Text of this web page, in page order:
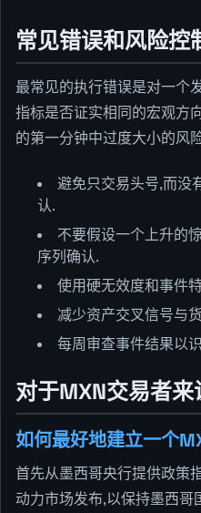
常见错误和风险控
最常见的执行错误是对一个
指标是否证实相同的宏观方
的第一分钟中过度大小的风
避免只交易头号,而没
认.
不要假设一个上升的
序列确认.
使用硬无效度和事件
减少资产交叉信号与
每周审查事件结果以
对于MXN交易者
如何最好地建立一个
首先从墨西哥央行提供政策
动力市场发布,以保持墨西